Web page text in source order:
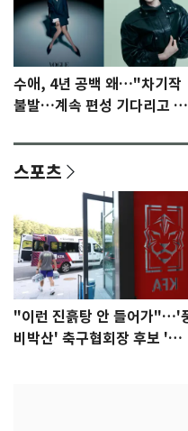
수애, 4년 공백 왜…"차기작
불발…계속 편성 기다리고 있
스포츠
"이런 진흙탕 안 들어가"…'
비박산' 축구협회장 후보 '실